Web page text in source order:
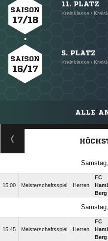
SAISON
17/18
11. PLATZ
Kreisklasse /
SAISON
16/17
5. PLATZ
Kreisklasse /
ALLE
15:00 Meisterschaftsspiel Herren
FC
Berg
15:45 Meisterschaftsspiel Herren
FC
Berg